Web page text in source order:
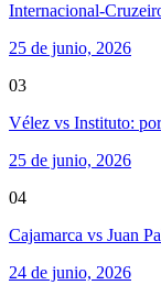
Internacional-
25 de junio, 2026
03
Vélez vs Instituto:
25 de junio, 2026
04
Cajamarca vs Juan
24 de junio, 2026